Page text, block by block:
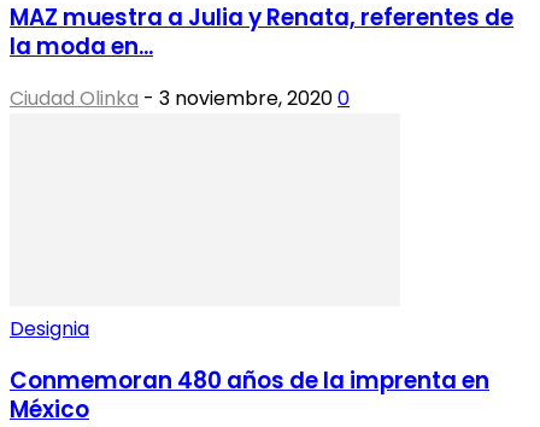
MAZ muestra a Julia y Renata, referentes de
la moda en...
Ciudad Olinka - 3 noviembre, 20200
Designia
Conmemoran 480 años de la imprenta en
México